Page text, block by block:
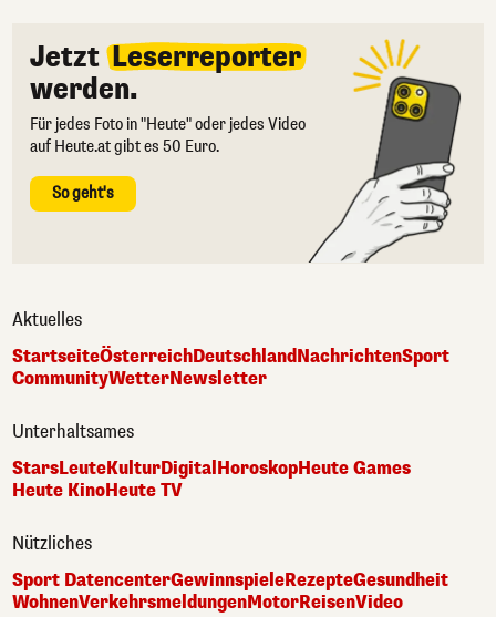
Jetzt Leserreporter
werden.
Für jedes Foto in "Heute" oder jedes Video
auf Heute.at gibt es 50 Euro.
So geht's
Aktuelles
StartseiteÖsterreichDeutschlandNachrichtenSport
CommunityWetterNewsletter
Unterhaltsames
StarsLeuteKulturDigital HoroskopHeute Games
Heute KinoHeute TV
Nützliches
Sport DatencenterGewinnspieleRezepteGesundheit
WohnenVerkehrsmeldungenMotorReisenVideo